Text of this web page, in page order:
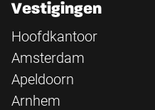
Vestigingen
Hoofdkantoor
Amsterdam
Apeldoorn
Arnhem